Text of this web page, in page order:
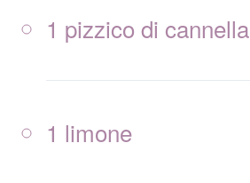
1 pizzico di cannella
1 limone